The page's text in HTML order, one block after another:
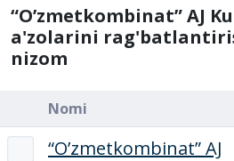
“O’zmetkombinat” AJ
a'zolarini
nizom
Nomi
“O’zmetkombinat” AJ